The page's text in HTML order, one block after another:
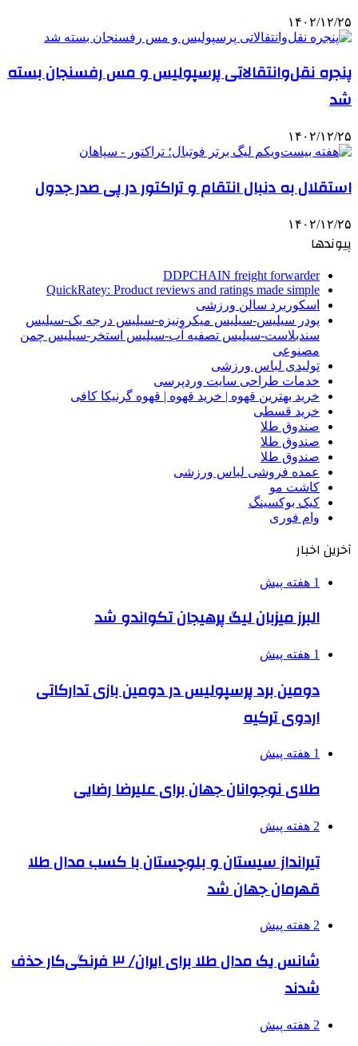
۱۴۰۲/۱۲/۲۵
پنجره نقل‌وانتقالاتی پرسپولیس و مس رفسنجان بسته
شد
۱۴۰۲/۱۲/۲۵
استقلال به دنبال انتقام و تراکتور در پی صدر جدول
۱۴۰۲/۱۲/۲۵
پیوندها
DDPCHAIN freight forwarder
QuickRatey: Product reviews and ratings made simple
اسکوربرد سالن ورزشی
پودر سیلیس-سیلیس میکرونیزه-سیلیس درجه یک-سیلیس
سندبلاست-سیلیس تصفیه آب-سیلیس استخر-سیلیس چمن
مصنوعی
تولیدی لباس ورزشی
خدمات طراحی سایت وردپرسی
خرید بهترین قهوه | خرید قهوه | قهوه گرنیکا کافی
خرید قسطی
صندوق طلا
صندوق طلا
صندوق طلا
عمده فروشی لباس ورزشی
کاشت مو
کیک بوکسینگ
وام فوری
آخرین اخبار
1 هفته پیش
البرز میزبان لیگ پرهیجان تکواندو شد
1 هفته پیش
دومین برد پرسپولیس در دومین بازی تدارکاتی
اردوی ترکیه
1 هفته پیش
طلای نوجوانان جهان برای علیرضا رضایی
2 هفته پیش
تیرانداز سیستان و بلوچستان با کسب مدال طلا
قهرمان جهان شد
2 هفته پیش
شانس یک مدال طلا برای ایران/ ۳ فرنگی‌کار حذف
شدند
2 هفته پیش